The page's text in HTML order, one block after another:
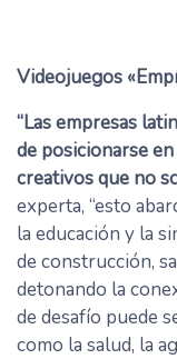
Videojuegos
“Las empresas
de posicionarse
creativos que no
experta, “esto
la educación y la
de construcción,
detonando la
de desafío puede
como la salud, la